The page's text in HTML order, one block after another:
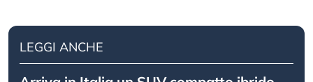
LEGGI ANCHE